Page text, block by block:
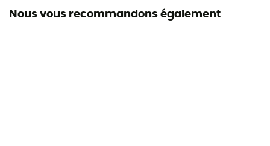
Nous vous recommandons également